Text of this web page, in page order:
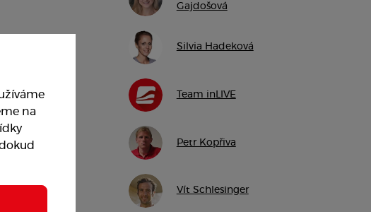
Gajdošová
Silvia Hadeková
Team inLIVE
Petr Kopřiva
Vít Schlesinger
na